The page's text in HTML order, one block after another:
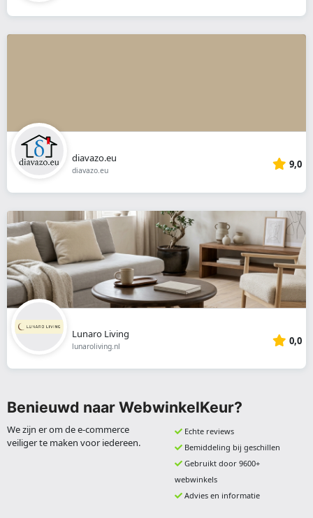
diavazo.eu
diavazo.eu 9,0
Lunaro Living
lunaroliving.nl 0,0
Benieuwd naar WebwinkelKeur?
We zijn er om de e-commerce
veiliger te maken voor iedereen.
Echte reviews
Bemiddeling bij geschillen
Gebruikt door 9600+
webwinkels
Advies en informatie